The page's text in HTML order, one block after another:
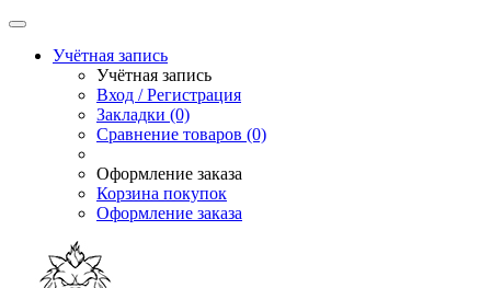
Учётная запись
Учётная запись
Вход / Регистрация
Закладки (0)
Сравнение товаров (0)
Оформление заказа
Корзина покупок
Оформление заказа